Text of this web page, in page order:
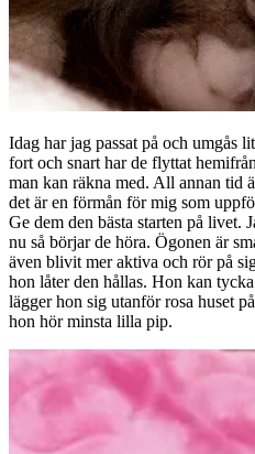
Idag har jag passat på och umgås
fort och snart har de flyttat
man kan räkna med. All annan tid
det är en förmån för mig som
Ge dem den bästa starten på livet.
nu så börjar de höra. Ögonen är
även blivit mer aktiva och rör på
hon låter den hållas. Hon kan
lägger hon sig utanför rosa huset
hon hör minsta lilla pip.